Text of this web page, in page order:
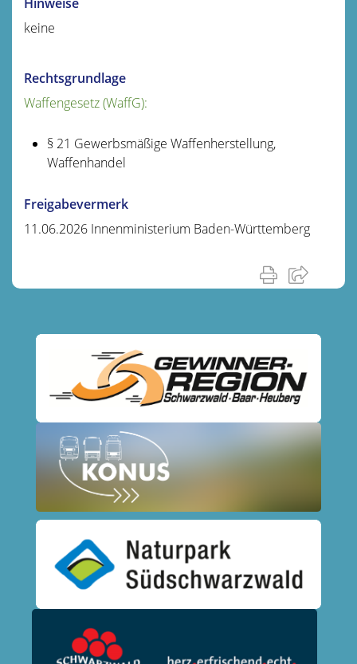
keine
Rechtsgrundlage
Waffengesetz (WaffG):
§ 21 Gewerbsmäßige Waffenherstellung,
Waffenhandel
Freigabevermerk
11.06.2026 Innenministerium Baden-Württemberg